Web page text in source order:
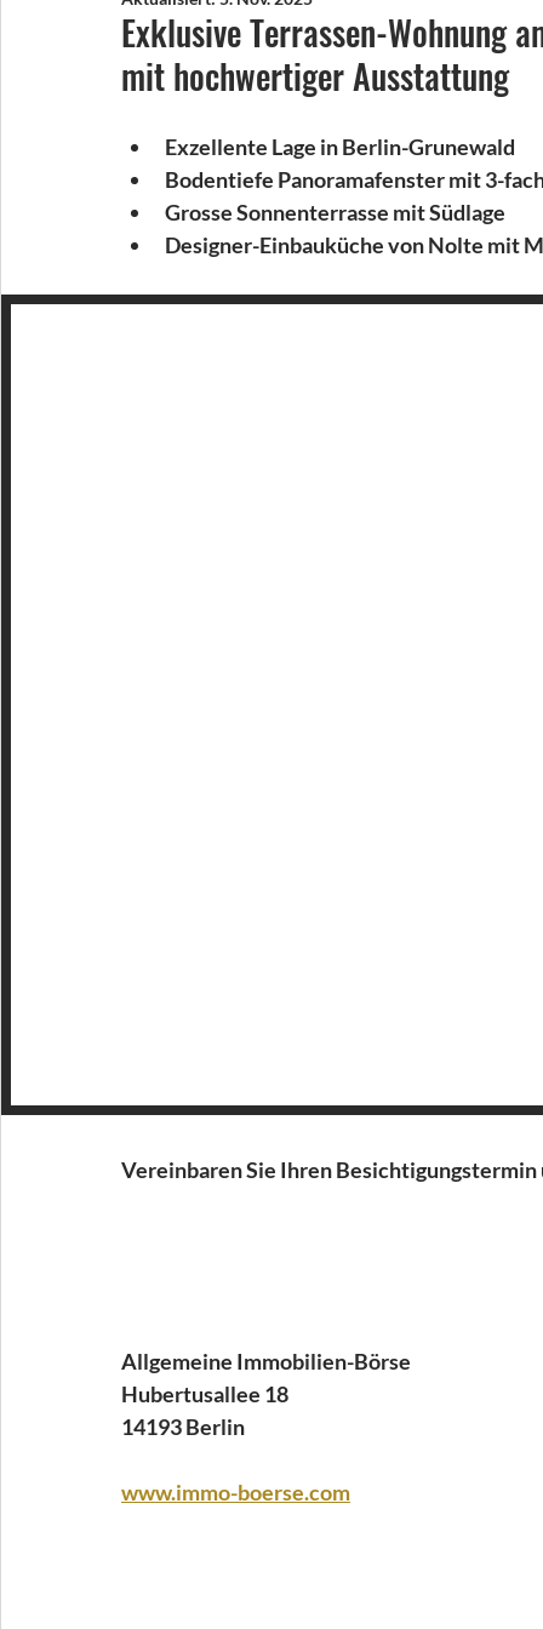
Exklusive Terrassen-Wohnung
mit hochwertiger Ausstattung
Exzellente Lage in Berlin-Grunewald
Bodentiefe Panoramafenster mit 3-
Grosse Sonnenterrasse mit Südlage
Designer-Einbauküche von Nolte mit
Vereinbaren Sie Ihren
Allgemeine Immobilien-Börse
Hubertusallee 18
14193 Berlin
www.immo-boerse.com